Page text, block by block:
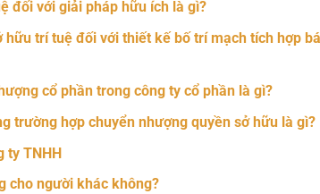
đối với giải pháp hữu ích là gì?
trí tuệ đối với thiết kế bố trí mạch tích hợp
cổ phần trong công ty cổ phần là gì?
trường hợp chuyển nhượng quyền sở hữu là gì?
ty TNHH
cho người khác không?